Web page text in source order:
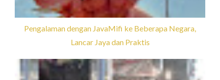
Pengalaman dengan JavaMifi ke Beberapa Negara,
Lancar Jaya dan Praktis